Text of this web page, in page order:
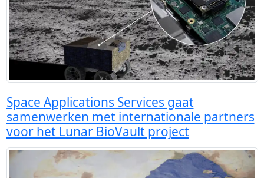
Space Applications Services gaat
samenwerken met internationale partners
voor het Lunar BioVault project